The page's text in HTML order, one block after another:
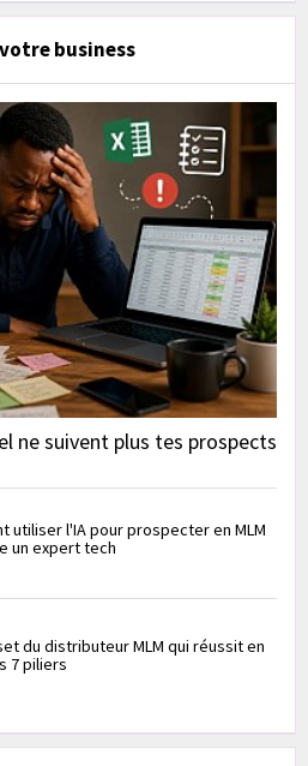
votre business
ne suivent plus tes prospects
utiliser l'IA pour prospecter en MLM
un expert tech
du distributeur MLM qui réussit en
7 piliers